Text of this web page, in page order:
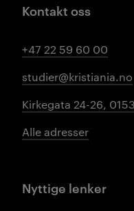
Kontakt oss
+47 22 59 60 00
studier@kristiania.no
Kirkegata 24-26,
Alle adresser
Nyttige lenker